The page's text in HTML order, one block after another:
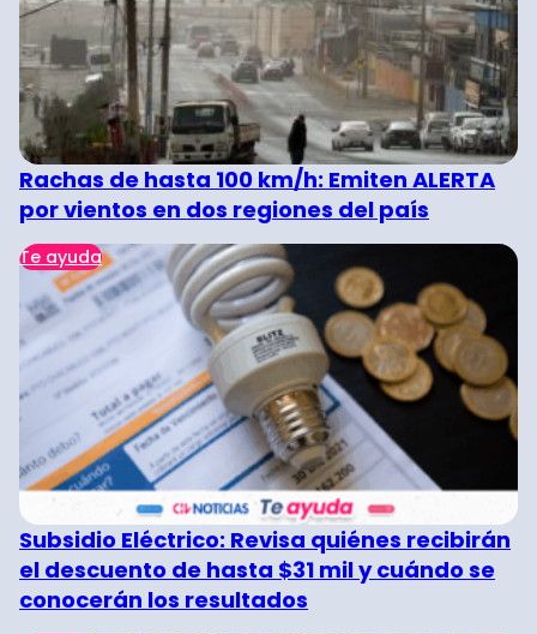
Rachas de hasta 100 km/h: Emiten ALERTA
por vientos en dos regiones del país
Te ayuda
Subsidio Eléctrico: Revisa quiénes recibirán
el descuento de hasta $31 mil y cuándo se
conocerán los resultados